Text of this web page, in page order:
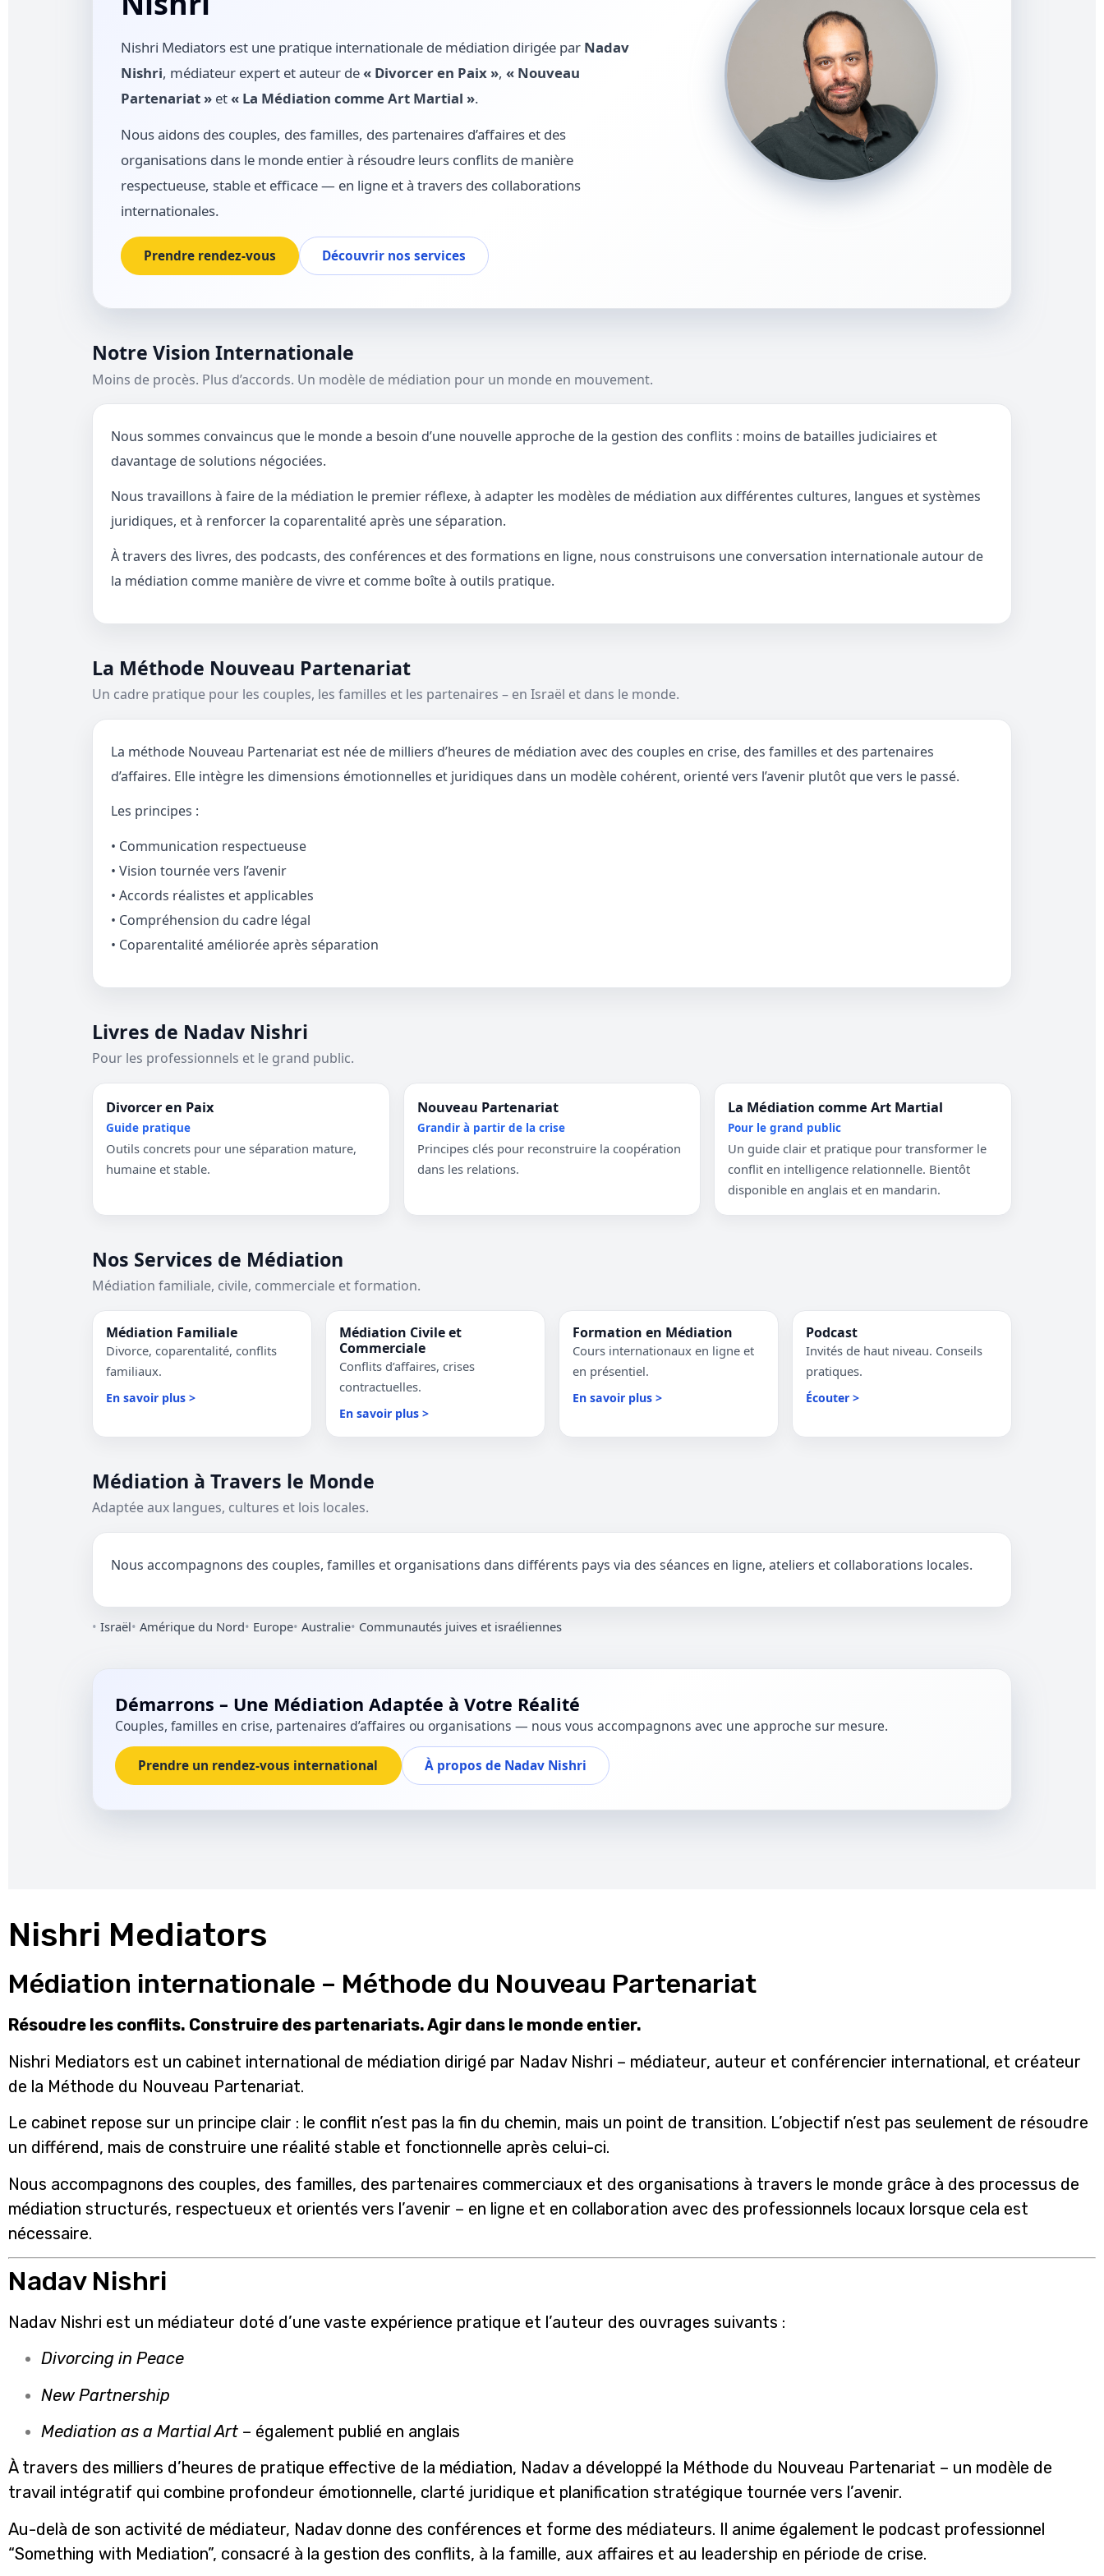
Nishri Mediators est une pratique internationale de médiation dirigée par Nadav
Nishri, médiateur expert et auteur de« Divorcer en Paix », « Nouveau
Partenariat »et« La Médiation comme Art Martial ».
Nous aidons des couples, des familles, des partenaires d’affaires et des
organisations dans le monde entier à résoudre leurs conflits de manière
respectueuse, stable et efficace — en ligne et à travers des collaborations
internationales.
Prendre rendez-vous Découvrir nos services
Notre Vision Internationale
Moins de procès. Plus d’accords. Un modèle de médiation pour un monde en mouvement.
Nous sommes convaincus que le monde a besoin d’une nouvelle approche de la gestion des conflits : moins de batailles judiciaires et
davantage de solutions négociées.
Nous travaillons à faire de la médiation le premier réflexe, à adapter les modèles de médiation aux différentes cultures, langues et systèmes
juridiques, et à renforcer la coparentalité après une séparation.
À travers des livres, des podcasts, des conférences et des formations en ligne, nous construisons une conversation internationale autour de
la médiation comme manière de vivre et comme boîte à outils pratique.
La Méthode Nouveau Partenariat
Un cadre pratique pour les couples, les familles et les partenaires – en Israël et dans le monde.
La méthode Nouveau Partenariat est née de milliers d’heures de médiation avec des couples en crise, des familles et des partenaires
d’affaires. Elle intègre les dimensions émotionnelles et juridiques dans un modèle cohérent, orienté vers l’avenir plutôt que vers le passé.
Les principes :
• Communication respectueuse
• Vision tournée vers l’avenir
• Accords réalistes et applicables
• Compréhension du cadre légal
• Coparentalité améliorée après séparation
Livres de Nadav Nishri
Pour les professionnels et le grand public.
Divorcer en Paix
Guide pratique
Outils concrets pour une séparation mature,
humaine et stable.
Nouveau Partenariat
Grandir à partir de la crise
Principes clés pour reconstruire la coopération
dans les relations.
La Médiation comme Art Martial
Pour le grand public
Un guide clair et pratique pour transformer le
conflit en intelligence relationnelle. Bientôt
disponible en anglais et en mandarin.
Nos Services de Médiation
Médiation familiale, civile, commerciale et formation.
Médiation Familiale
Divorce, coparentalité, conflits
familiaux.
En savoir plus >
Médiation Civile et
Commerciale
Conflits d’affaires, crises
contractuelles.
En savoir plus >
Formation en Médiation
Cours internationaux en ligne et
en présentiel.
En savoir plus >
Podcast
Invités de haut niveau. Conseils
pratiques.
Écouter >
Médiation à Travers le Monde
Adaptée aux langues, cultures et lois locales.
Nous accompagnons des couples, familles et organisations dans différents pays via des séances en ligne, ateliers et collaborations locales.
Israël Amérique du Nord Europe Australie Communautés juives et israéliennes
Démarrons – Une Médiation Adaptée à Votre Réalité
Couples, familles en crise, partenaires d’affaires ou organisations — nous vous accompagnons avec une approche sur mesure.
Prendre un rendez-vous international À propos de Nadav Nishri
Nishri Mediators
Médiation internationale – Méthode du Nouveau Partenariat
Résoudre les conflits. Construire des partenariats. Agir dans le monde entier.
Nishri Mediators est un cabinet international de médiation dirigé par Nadav Nishri – médiateur, auteur et conférencier international, et créateur
de la Méthode du Nouveau Partenariat.
Le cabinet repose sur un principe clair : le conflit n’est pas la fin du chemin, mais un point de transition. L’objectif n’est pas seulement de résoudre
un différend, mais de construire une réalité stable et fonctionnelle après celui-ci.
Nous accompagnons des couples, des familles, des partenaires commerciaux et des organisations à travers le monde grâce à des processus de
médiation structurés, respectueux et orientés vers l’avenir – en ligne et en collaboration avec des professionnels locaux lorsque cela est
nécessaire.
Nadav Nishri
Nadav Nishri est un médiateur doté d’une vaste expérience pratique et l’auteur des ouvrages suivants :
Divorcing in Peace
New Partnership
Mediation as a Martial Art – également publié en anglais
À travers des milliers d’heures de pratique effective de la médiation, Nadav a développé la Méthode du Nouveau Partenariat – un modèle de
travail intégratif qui combine profondeur émotionnelle, clarté juridique et planification stratégique tournée vers l’avenir.
Au-delà de son activité de médiateur, Nadav donne des conférences et forme des médiateurs. Il anime également le podcast professionnel
“Something with Mediation”, consacré à la gestion des conflits, à la famille, aux affaires et au leadership en période de crise.